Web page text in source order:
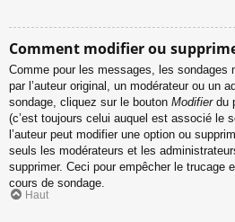
Comment modifier ou
Comme pour les messages, les sondages
par l’auteur original, un modérateur ou un
sondage, cliquez sur le bouton Modifierdu
(c’est toujours celui auquel est associé le
l’auteur peut modifier une option ou
seuls les modérateurs et les
supprimer. Ceci pour empêcher le trucage
cours de sondage.
Haut